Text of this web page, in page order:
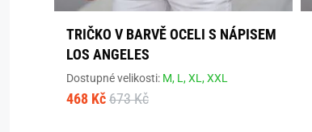
TRIČKO V BARVĚ OCELI S NÁPISEM
LOS ANGELES
Dostupné velikosti: M, L,XL,XXL
468 Kč 673 Kč